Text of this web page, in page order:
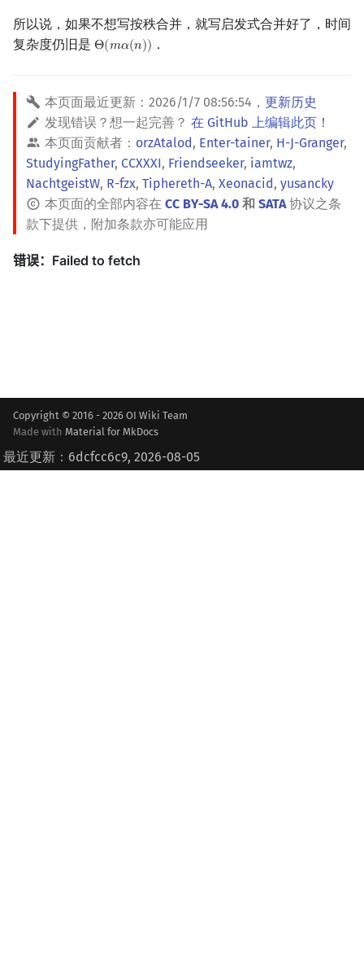
所以说，如果不想写按秩合并，就写启发式合并好了，时间
复杂度仍旧是 Θ(𝑚𝛼(𝑛))
Θ(mα(n)) ．
本页面最近更新： 2026/1/7 08:56:54 ， 更新历史
发现错误？想一起完善？ 在 GitHub 上编辑此页！
本页面贡献者： orzAtalod , Enter-tainer, H-J-Granger,
StudyingFather, CCXXXI, Friendseeker, iamtwz,
NachtgeistW, R-fzx, Tiphereth-A, Xeonacid , yusancky
本页面的全部内容在 CC BY-SA 4.0 和 SATA协议之条
款下提供，附加条款亦可能应用
Copyright © 2016 - 2026 OI Wiki Team
Made with Material for MkDocs
最近更新：6dcfcc6c9, 2026-08-05